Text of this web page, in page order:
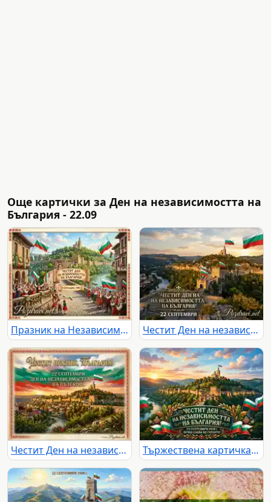
Още картички за Ден на независимостта на
България - 22.09
Празник на Независимостта на България във Велико Търново с народни носии и знамена. Честит Ден на независимостта! Царевец с български знамена по залез – 22 септември.
Честит Ден на независимостта на България! 22 септември с Царевец и български флаг. Тържествена картичка за 22 септември: Царевец, български знамена и залез.